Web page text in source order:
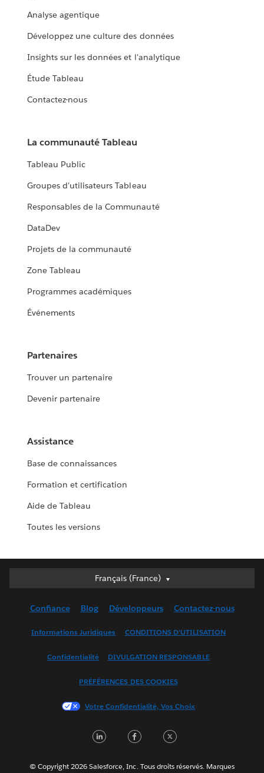
Analyse agentique
Développez une culture des données
Insights sur les données et l'analytique
Étude Tableau
Contactez-nous
La communauté Tableau
Tableau Public
Groupes d'utilisateurs Tableau
Responsables de la Communauté
DataDev
Projets de la communauté
Zone Tableau
Programmes académiques
Événements
Partenaires
Trouver un partenaire
Devenir partenaire
Assistance
Base de connaissances
Formation et certification
Aide de Tableau
Toutes les versions
Français (France)
Français (France)
English (UK)
Français (Canada)
한국어
Português
Confiance Blog Développeurs Contactez-nous
Informations Juridiques CONDITIONS D'UTILISATION
Confidentialité DIVULGATION RESPONSABLE
PRÉFÉRENCES DES COOKIES
Votre Confidentialité, Vos Choix
LinkedInFacebook
© Copyright 2026 Salesforce, Inc. Tous droits réservés. Marques